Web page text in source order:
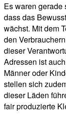
Es waren gerade
dass das
wächst. Mit dem
den
dieser
Adressen ist
Männer oder
stellen sich
dieser Läden
fair produzierte